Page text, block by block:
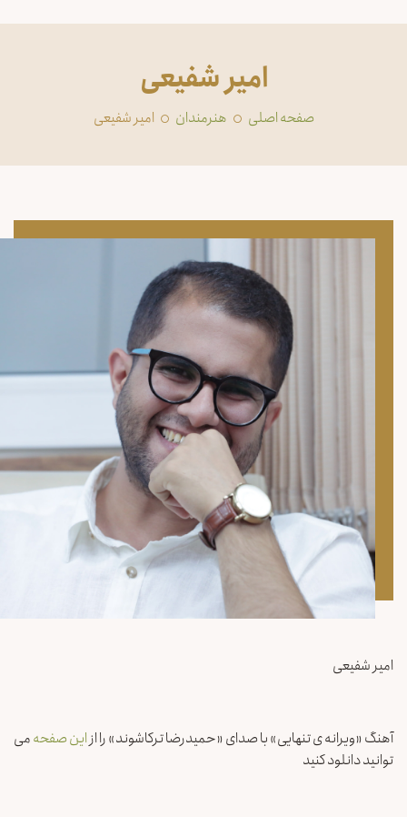
امیر شفیعی
صفحه اصلی ‏هنرمندان امیر شفیعی
امیر شفیعی
آهنگ «ویرانه ی تنهایی» با صدای «حمیدرضا ترکاشوند» را ازاین صفحهمی
توانید دانلود کنید